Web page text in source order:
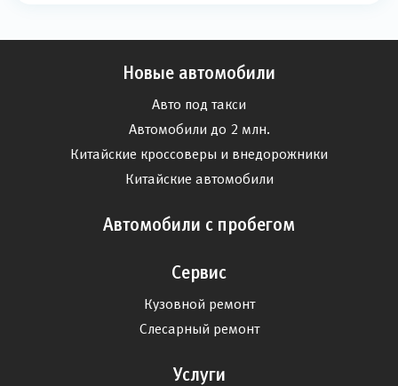
Новые автомобили
Авто под такси
Автомобили до 2 млн.
Китайские кроссоверы и внедорожники
Китайские автомобили
Автомобили с пробегом
Сервис
Кузовной ремонт
Слесарный ремонт
Услуги